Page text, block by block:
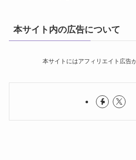
本サイト内の広告について
本サイトにはアフィリエイト広告